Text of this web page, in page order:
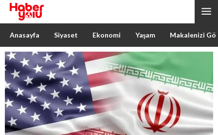
Anasayfa Siyaset Ekonomi Yaşam Makalenizi